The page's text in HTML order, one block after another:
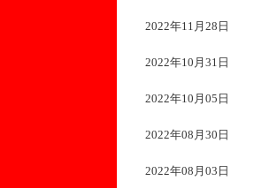
2022年11月28日
2022年10月31日
2022年10月05日
2022年08月30日
2022年08月03日